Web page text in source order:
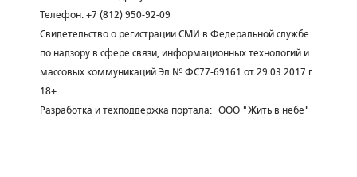
Телефон: +7 (812) 950-92-09
Свидетельство о регистрации СМИ в Федеральной службе
по надзору в сфере связи, информационных технологий и
массовых коммуникаций Эл № ФС77-69161 от 29.03.2017 г.
18+
Разработка и техподдержка портала: ООО "Жить в небе"